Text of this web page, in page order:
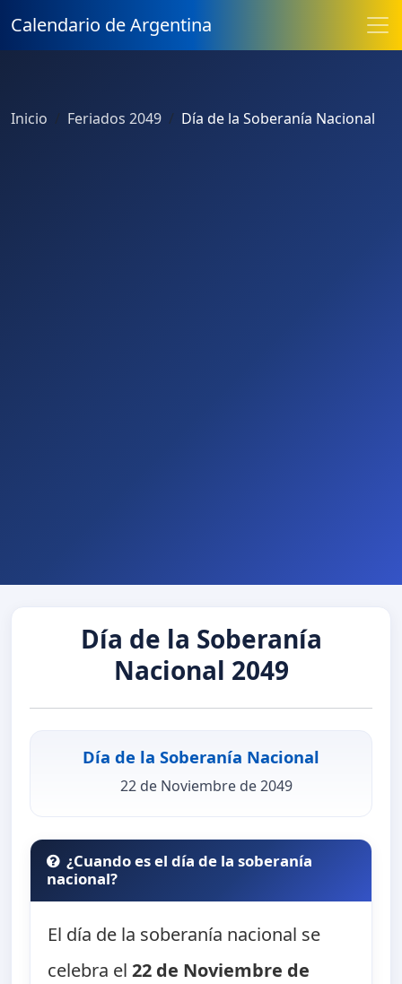
Calendario de Argentina
Inicio Feriados 2049 Día de la Soberanía Nacional
Día de la Soberanía
Nacional 2049
Día de la Soberanía Nacional
22 de Noviembre de 2049
¿Cuando es el día de la soberanía
nacional?
El día de la soberanía nacional se
celebra el22 de Noviembre de